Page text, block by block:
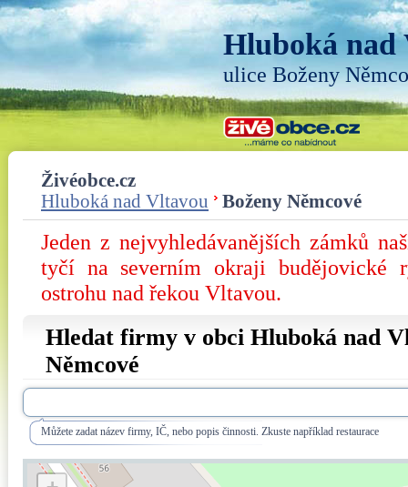
Hluboká nad
ulice Boženy
Živéobce.cz
Hluboká nad Vltavou
Boženy Němcové
Jeden z nejvyhledávanějších zámků
tyčí na severním okraji budějovické
ostrohu nad řekou Vltavou.
Hledat firmy v obci Hluboká nad
Němcové
Můžete zadat název firmy, IČ, nebo popis činnosti. Zkuste například restaurace